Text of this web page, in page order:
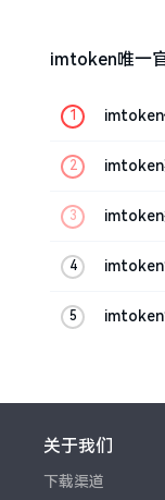
imtoken唯一
imtoken
imtoken
imtoken
imtoken
imtoken
关于我们
下载渠道